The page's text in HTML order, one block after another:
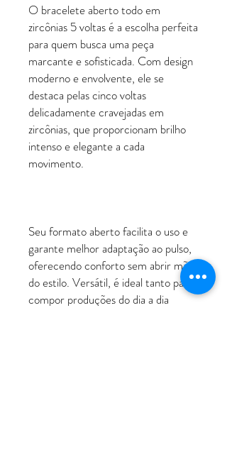
O bracelete aberto todo em
zircônias 5 voltas é a escolha perfeita
para quem busca uma peça
marcante e sofisticada. Com design
moderno e envolvente, ele se
destaca pelas cinco voltas
delicadamente cravejadas em
zircônias, que proporcionam brilho
intenso e elegante a cada
movimento.
Seu formato aberto facilita o uso e
garante melhor adaptação ao pulso,
oferecendo conforto sem abrir mão
do estilo. Versátil, é ideal tanto para
compor produções do dia a dia